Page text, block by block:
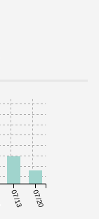
07/13 07/20